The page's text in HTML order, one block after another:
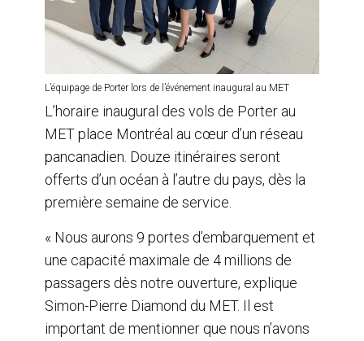
L’équipage de Porter lors de l’événement inaugural au MET
L’horaire inaugural des vols de Porter au
MET place Montréal au cœur d’un réseau
pancanadien. Douze itinéraires seront
offerts d’un océan à l’autre du pays, dès la
première semaine de service.
« Nous aurons 9 portes d’embarquement et
une capacité maximale de 4 millions de
passagers dès notre ouverture, explique
Simon-Pierre Diamond du MET. Il est
important de mentionner que nous n’avons